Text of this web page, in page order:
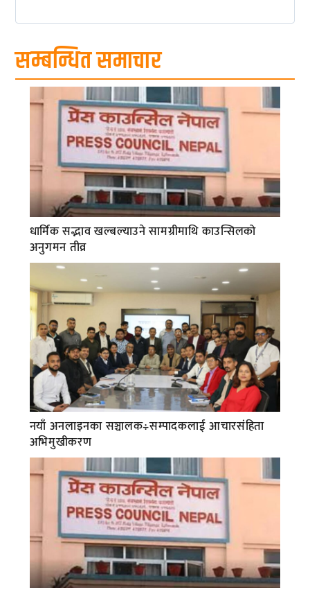
सम्बन्धित समाचार
धार्मिक सद्भाव खल्बल्याउने सामग्रीमाथि काउन्सिलको
अनुगमन तीव्र
नयाँ अनलाइनका सञ्चालक÷सम्पादकलाई आचारसंहिता
अभिमुखीकरण